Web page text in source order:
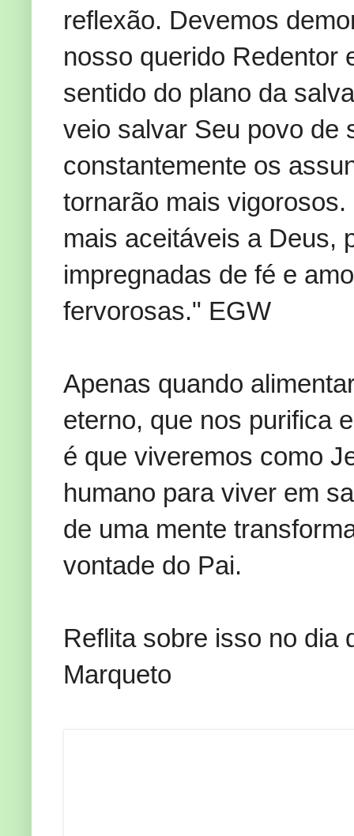
reflexão. Devemos
nosso querido Redentor
sentido do plano da
veio salvar Seu povo de
constantemente os
tornarão mais
mais aceitáveis a Deus,
impregnadas de fé e
fervorosas." EGW
Apenas quando
eterno, que nos purifica
é que viveremos como
humano para viver em
de uma mente
vontade do Pai.
Reflita sobre isso no dia
Marqueto